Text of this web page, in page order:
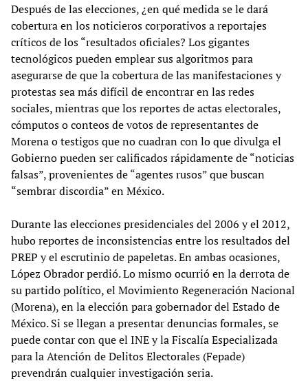
Después de las elecciones, ¿en qué medida se le dará
cobertura en los noticieros corporativos a reportajes
críticos de los “resultados oficiales? Los gigantes
tecnológicos pueden emplear sus algoritmos para
asegurarse de que la cobertura de las manifestaciones y
protestas sea más difícil de encontrar en las redes
sociales, mientras que los reportes de actas electorales,
cómputos o conteos de votos de representantes de
Morena o testigos que no cuadran con lo que divulga el
Gobierno pueden ser calificados rápidamente de “noticias
falsas”, provenientes de “agentes rusos” que buscan
“sembrar discordia” en México.
Durante las elecciones presidenciales del 2006 y el 2012,
hubo reportes de inconsistencias entre los resultados del
PREP y el escrutinio de papeletas. En ambas ocasiones,
López Obrador perdió. Lo mismo ocurrió en la derrota de
su partido político, el Movimiento Regeneración Nacional
(Morena), en la elección para gobernador del Estado de
México. Si se llegan a presentar denuncias formales, se
puede contar con que el INE y la Fiscalía Especializada
para la Atención de Delitos Electorales (Fepade)
prevendrán cualquier investigación seria.